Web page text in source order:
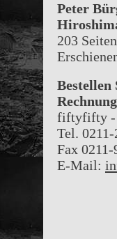
Peter
203
Bestellen
fiftyfifty -
Tel.
Fax
E-Mail: